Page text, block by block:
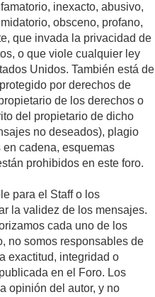
inexacto, abusivo,
obsceno, profano,
que invada la privacidad de
o que viole cualquier ley
Unidos. También está de
por derechos de
de los derechos o
del propietario de dicho
no deseados), plagio
cadena, esquemas
prohibidos en este foro.
para el Staff o los
la validez de los mensajes.
cada uno de los
no somos responsables de
exactitud, integridad o
en el Foro. Los
opinión del autor, y no